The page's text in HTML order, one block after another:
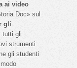
ai video
Doc» sul
gli
tutti gli
strumenti
gli studenti